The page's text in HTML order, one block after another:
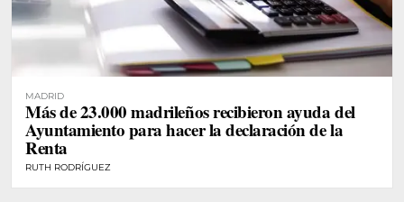
MADRID
Más de 23.000 madrileños recibieron ayuda del
Ayuntamiento para hacer la declaración de la
Renta
RUTH RODRÍGUEZ